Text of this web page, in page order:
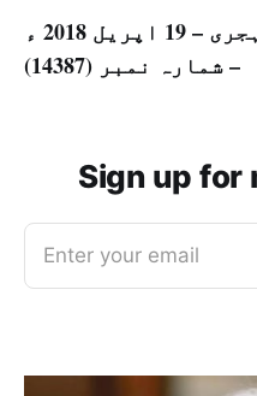
جمعرات – 3 شعبان 1439 ہجری – 19 اپريل 2018 ء
– شمارہ نمبر (14387)
Sign up for
Enter your email